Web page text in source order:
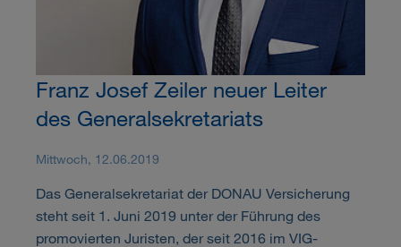
Franz Josef Zeiler neuer Leiter
des Generalsekretariats
Mittwoch, 12.06.2019
Das Generalsekretariat der DONAU Versicherung
steht seit 1. Juni 2019 unter der Führung des
promovierten Juristen, der seit 2016 im VIG-